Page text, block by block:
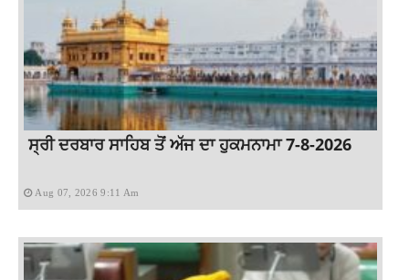
ਸ੍ਰੀ ਦਰਬਾਰ ਸਾਹਿਬ ਤੋਂ ਅੱਜ ਦਾ ਹੁਕਮਨਾਮਾ 7-8-2026
Aug 07, 2026 9:11 Am